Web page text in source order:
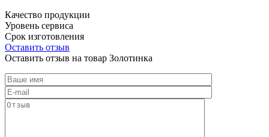
Качество продукции
Уровень сервиса
Срок изготовления
Оставить отзыв
Оставить отзыв на товар Золотинка